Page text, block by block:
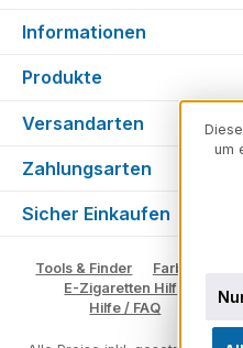
Informationen
Produkte
Versandarten
Zahlungsarten
Sicher Einkaufen
Tools & Finder Farben &
E-Zigaretten Hilfe
Hilfe / FAQ
Glossar
um